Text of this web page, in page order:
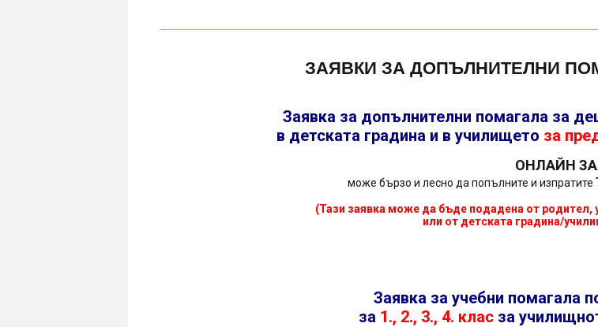
ЗАЯВКИ ЗА ДОПЪЛНИТЕЛНИ
Заявка за допълнителни помагала за
в детската градина и в училището за
ОНЛАЙН
може бързо и лесно да попълните и изпратите
(Тази заявка може да бъде подадена от родител,
или от детската градина/
Заявка за учебни помагала
за 1., 2., 3., 4. клас за